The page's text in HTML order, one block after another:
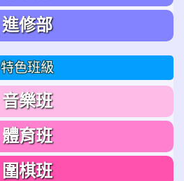
進修部
特色班級
音樂班
體育班
圍棋班